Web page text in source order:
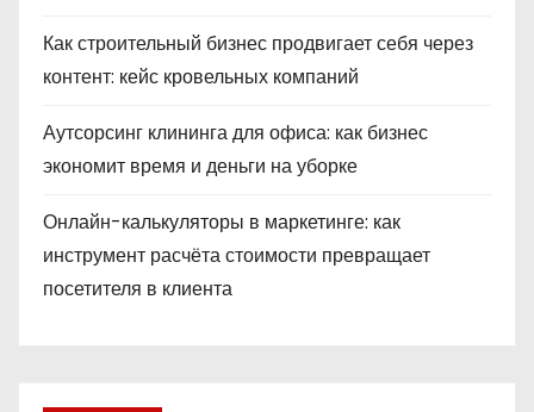
Как строительный бизнес продвигает себя через
контент: кейс кровельных компаний
Аутсорсинг клининга для офиса: как бизнес
экономит время и деньги на уборке
Онлайн-калькуляторы в маркетинге: как
инструмент расчёта стоимости превращает
посетителя в клиента